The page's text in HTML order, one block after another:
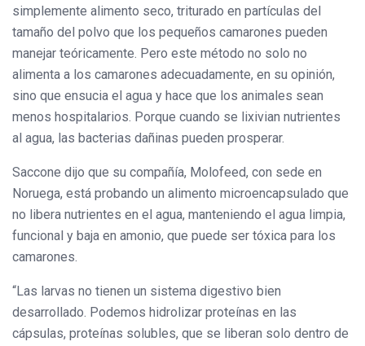
simplemente alimento seco, triturado en partículas del
tamaño del polvo que los pequeños camarones pueden
manejar teóricamente. Pero este método no solo no
alimenta a los camarones adecuadamente, en su opinión,
sino que ensucia el agua y hace que los animales sean
menos hospitalarios. Porque cuando se lixivian nutrientes
al agua, las bacterias dañinas pueden prosperar.
Saccone dijo que su compañía, Molofeed, con sede en
Noruega, está probando un alimento microencapsulado que
no libera nutrientes en el agua, manteniendo el agua limpia,
funcional y baja en amonio, que puede ser tóxica para los
camarones.
“Las larvas no tienen un sistema digestivo bien
desarrollado. Podemos hidrolizar proteínas en las
cápsulas, proteínas solubles, que se liberan solo dentro de